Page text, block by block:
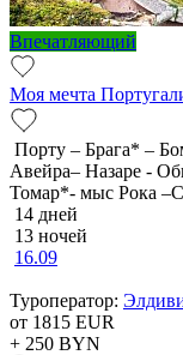
Впечатляющий
Моя мечта
Порту – Брага* –
Авейра– Назаре -
Томар*- мыс Рока
14 дней
13 ночей
16.09
Туроператор:
от 1815 EUR
+ 250 BYN